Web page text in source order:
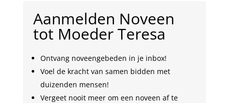
Aanmelden Noveen
tot Moeder Teresa
Ontvang noveengebeden in je inbox!
Voel de kracht van samen bidden met
duizenden mensen!
Vergeet nooit meer om een noveen af te